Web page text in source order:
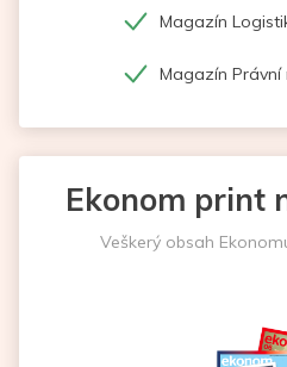
Magazín
Magazín Právní
Ekonom print
Veškerý obsah